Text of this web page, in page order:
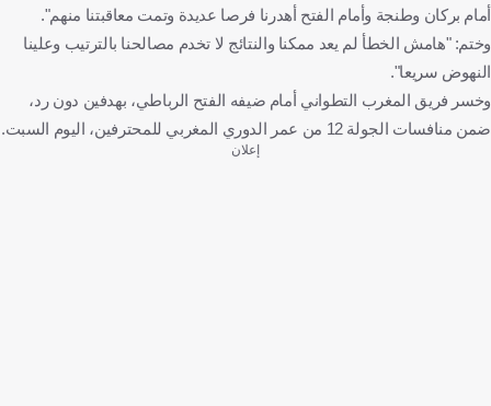
أمام بركان وطنجة وأمام الفتح أهدرنا فرصا عديدة وتمت معاقبتنا منهم".
وختم: "هامش الخطأ لم يعد ممكنا والنتائج لا تخدم مصالحنا بالترتيب وعلينا
النهوض سريعا".
وخسر فريق المغرب التطواني أمام ضيفه الفتح الرباطي، بهدفين دون رد،
ضمن منافسات الجولة 12 من عمر الدوري المغربي للمحترفين، اليوم السبت.
إعلان